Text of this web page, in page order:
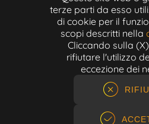
terze parti da esso
di cookie per il
scopi descritti nella
Cliccando sulla
rifiutare l'utilizzo
eccezione dei
info@victoriacinema.it
Partita IVA:
N-REA: 452611
Capitale sociale: